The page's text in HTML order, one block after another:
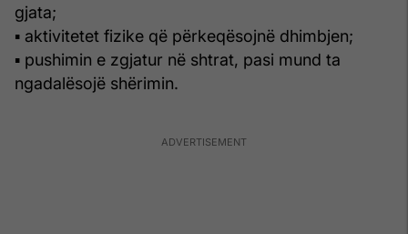
gjata;
▪ aktivitetet fizike që përkeqësojnë dhimbjen;
▪ pushimin e zgjatur në shtrat, pasi mund ta
ngadalësojë shërimin.